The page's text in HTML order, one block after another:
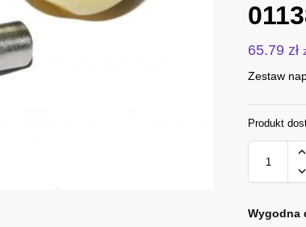
65.79 zł
Zestaw
Produkt
Wygodna